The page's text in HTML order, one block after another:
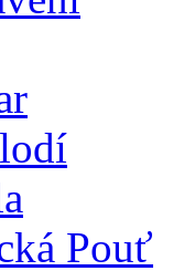
Pouť